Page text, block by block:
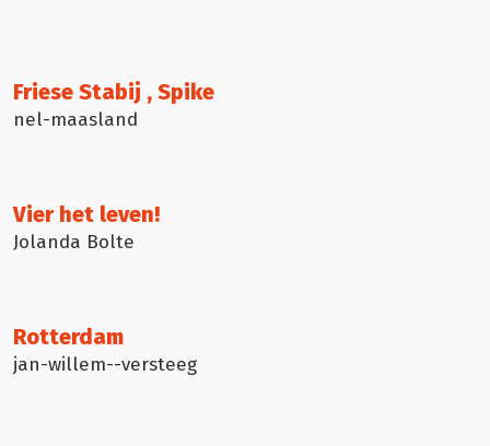
Friese Stabij , Spike
nel-maasland
Vier het leven!
Jolanda Bolte
Rotterdam
jan-willem--versteeg